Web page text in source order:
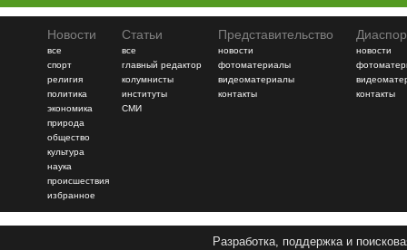
Новости
все
спорт
религия
политика
экономика
природа
общество
культура
наука
происшествия
избранное
Статьи
все
главный редактор
колумнисты
институты
СМИ
Представительство
новости
фотоматериалы
видеоматериалы
контакты
новости
контакты
Разработка, поддержка и